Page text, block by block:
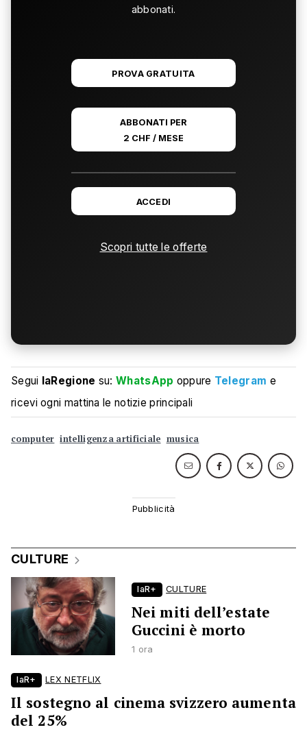
abbonati.
PROVA GRATUITA
ABBONATI PER
2 CHF / MESE
ACCEDI
Scopri tutte le offerte
Segui laRegione su:WhatsApp oppure Telegram e
ricevi ogni mattina le notizie principali
computer intelligenza artificiale musica
CULTURE
laR+ CULTURE
Nei miti dell’estate
Guccini è morto
1 ora
laR+ LEX NETFLIX
Il sostegno al cinema svizzero aumenta
del 25%